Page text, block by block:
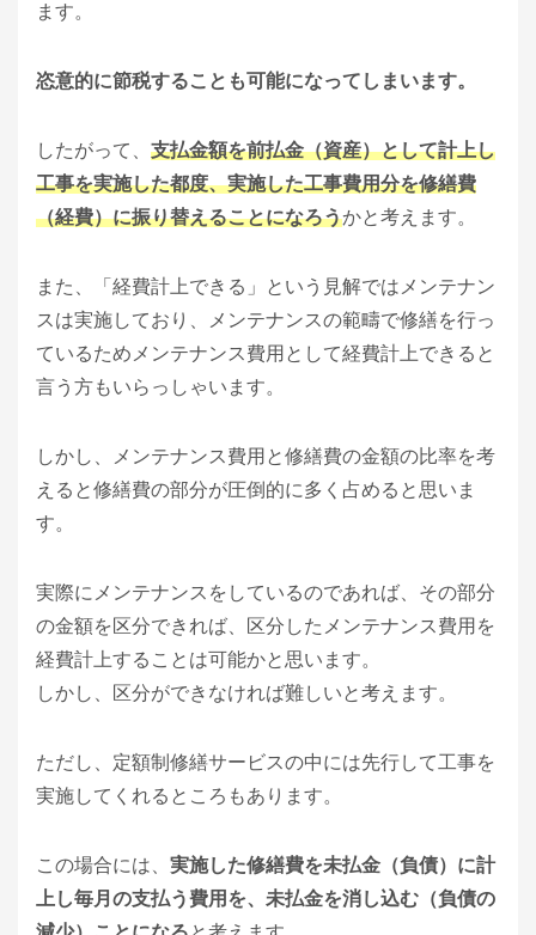
ます。
恣意的に節税することも可能になってしまいます。
したがって、 支払金額を前払金（資産）として計上し
工事を実施した都度、実施した工事費用分を修繕費
（経費）に振り替えることになろうかと考えます。
また、「経費計上できる」という見解ではメンテナン
スは実施しており、メンテナンスの範疇で修繕を行っ
ているためメンテナンス費用として経費計上できると
言う方もいらっしゃいます。
しかし、メンテナンス費用と修繕費の金額の比率を考
えると修繕費の部分が圧倒的に多く占めると思いま
す。
実際にメンテナンスをしているのであれば、その部分
の金額を区分できれば、区分したメンテナンス費用を
経費計上することは可能かと思います。
しかし、区分ができなければ難しいと考えます。
ただし、定額制修繕サービスの中には先行して工事を
実施してくれるところもあります。
この場合には、 実施した修繕費を未払金（負債）に計
上し毎月の支払う費用を、未払金を消し込む（負債の